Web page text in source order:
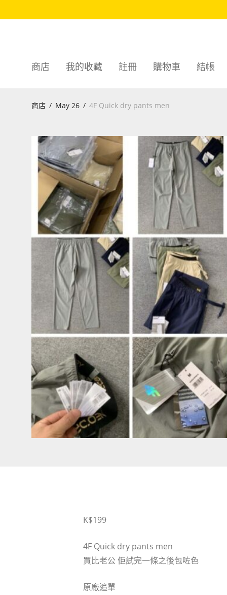
商店 我的收藏 註冊 購物車 結帳
商店 / May 26 / 4F Quick dry pants men
K$199
4F Quick dry pants men
買比老公 佢試完一條之後包咗色
原廠追單